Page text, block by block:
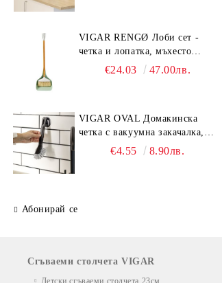
VIGAR RENGØ Лоби сет -
четка и лопатка, мъхесто
€24.03 47.00лв.
VIGAR OVAL Домакинска
четка с вакуумна закачалка,
€4.55 8.90лв.
Абонирай се
Сгъваеми столчета VIGAR
Детски сгъваеми столчета 23см.